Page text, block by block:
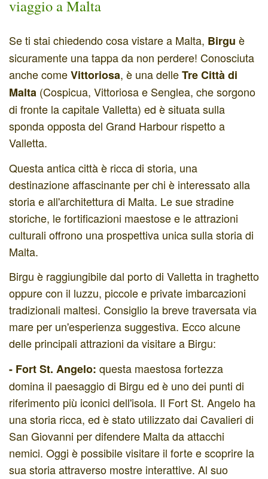
viaggio a Malta
Se ti stai chiedendo cosa vistare a Malta, Birgu è
sicuramente una tappa da non perdere! Conosciuta
anche comeVittoriosa, è una delleTre Città di
Malta (Cospicua, Vittoriosa e Senglea, che sorgono
di fronte la capitale Valletta) ed è situata sulla
sponda opposta del Grand Harbour rispetto a
Valletta.
Questa antica città è ricca di storia, una
destinazione affascinante per chi è interessato alla
storia e all'architettura di Malta. Le sue stradine
storiche, le fortificazioni maestose e le attrazioni
culturali offrono una prospettiva unica sulla storia di
Malta.
Birgu è raggiungibile dal porto di Valletta in traghetto
oppure con il luzzu, piccole e private imbarcazioni
tradizionali maltesi. Consiglio la breve traversata via
mare per un'esperienza suggestiva. Ecco alcune
delle principali attrazioni da visitare a Birgu:
- Fort St. Angelo: questa maestosa fortezza
domina il paesaggio di Birgu ed è uno dei punti di
riferimento più iconici dell'isola. Il Fort St. Angelo ha
una storia ricca, ed è stato utilizzato dai Cavalieri di
San Giovanni per difendere Malta da attacchi
nemici. Oggi è possibile visitare il forte e scoprire la
sua storia attraverso mostre interattive. Al suo